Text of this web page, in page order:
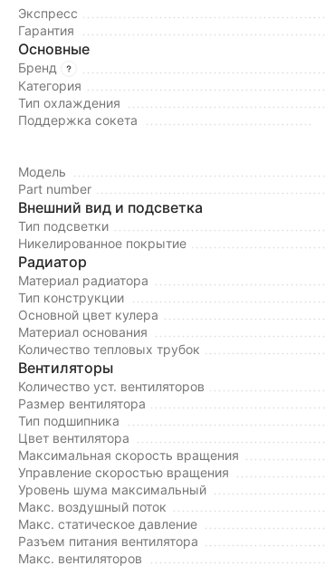
Экспресс
Гарантия
Основные
Бренд
Категория
Тип охлаждения
Поддержка сокета
Модель
Part number
Внешний вид и подсветка
Тип подсветки
Никелированное покрытие
Радиатор
Материал радиатора
Тип конструкции
Основной цвет кулера
Материал основания
Количество тепловых трубок
Вентиляторы
Количество уст. вентиляторов
Размер вентилятора
Тип подшипника
Цвет вентилятора
Максимальная скорость вращения
Управление скоростью вращения
Уровень шума максимальный
Макс. воздушный поток
Макс. статическое давление
Разъем питания вентилятора
Макс. вентиляторов